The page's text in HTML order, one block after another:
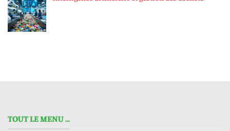
TOUT LE MENU ...